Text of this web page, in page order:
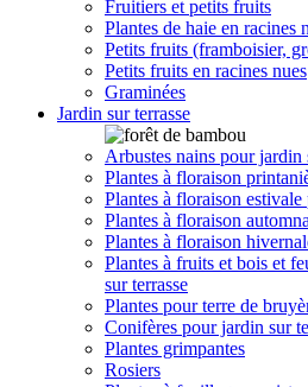
Fruitiers et petits fruits
Plantes de haie en racines
Petits fruits (framboisier,
Petits fruits en racines nues
Graminées
Jardin sur terrasse
Arbustes nains pour jardin
Plantes à floraison
Plantes à floraison
Plantes à floraison
Plantes à floraison
Plantes à fruits et bois et
sur terrasse
Plantes pour terre de
Conifères pour jardin sur
Plantes grimpantes
Rosiers